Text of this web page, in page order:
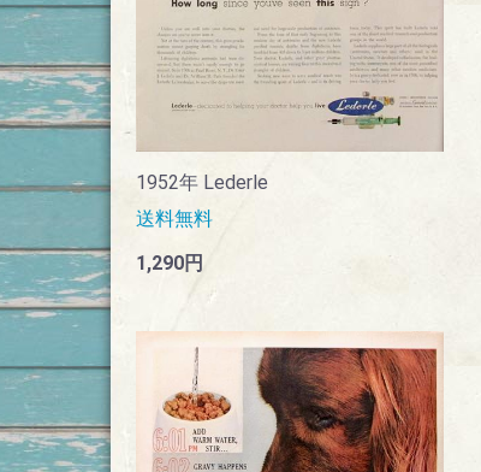
1952年 Lederle
送料無料
1,290円